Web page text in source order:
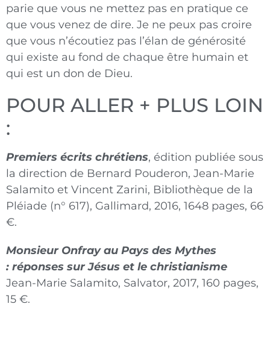
parie que vous ne mettez pas en pratique ce
que vous venez de dire. Je ne peux pas croire
que vous n’écoutiez pas l’élan de générosité
qui existe au fond de chaque être humain et
qui est un don de Dieu.
POUR ALLER + PLUS LOIN
:
Premiers écrits chrétiens, édition publiée sous
la direction de Bernard Pouderon, Jean-Marie
Salamito et Vincent Zarini, Bibliothèque de la
Pléiade (n° 617), Gallimard, 2016, 1648 pages, 66
€.
Monsieur Onfray au Pays des Mythes
: réponses sur Jésus et le christianisme
Jean-Marie Salamito, Salvator, 2017, 160 pages,
15 €.